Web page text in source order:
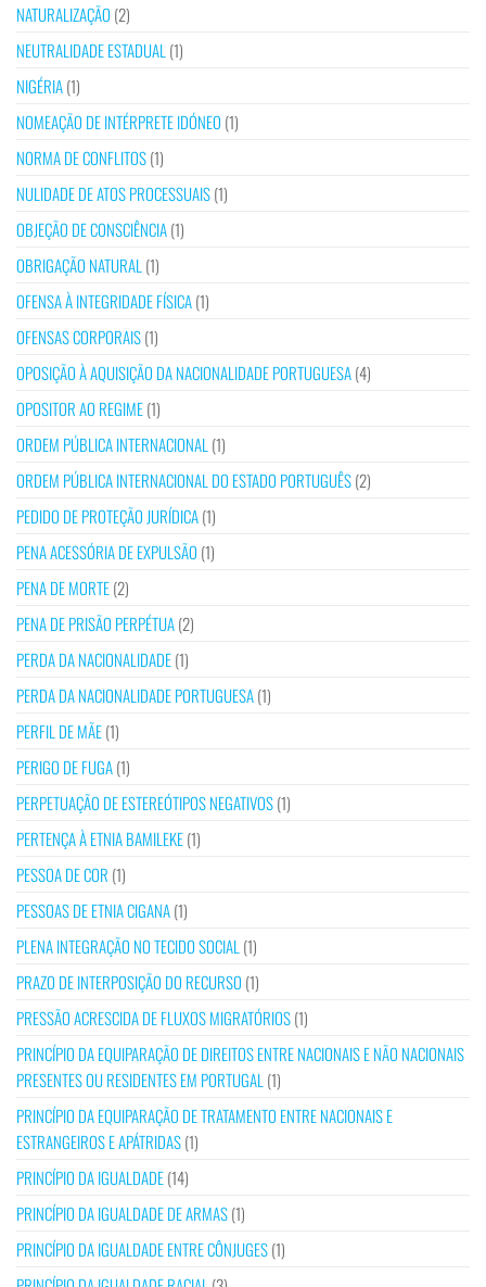
NATURALIZAÇÃO (2)
NEUTRALIDADE ESTADUAL (1)
NIGÉRIA(1)
NOMEAÇÃO DE INTÉRPRETE IDÓNEO (1)
NORMA DE CONFLITOS(1)
NULIDADE DE ATOS PROCESSUAIS(1)
OBJEÇÃO DE CONSCIÊNCIA(1)
OBRIGAÇÃO NATURAL (1)
OFENSA À INTEGRIDADE FÍSICA(1)
OFENSAS CORPORAIS(1)
OPOSIÇÃO À AQUISIÇÃO DA NACIONALIDADE PORTUGUESA(4)
OPOSITOR AO REGIME(1)
ORDEM PÚBLICA INTERNACIONAL (1)
ORDEM PÚBLICA INTERNACIONAL DO ESTADO PORTUGUÊS(2)
PEDIDO DE PROTEÇÃO JURÍDICA(1)
PENA ACESSÓRIA DE EXPULSÃO (1)
PENA DE MORTE(2)
PENA DE PRISÃO PERPÉTUA(2)
PERDA DA NACIONALIDADE(1)
PERDA DA NACIONALIDADE PORTUGUESA(1)
PERFIL DE MÃE(1)
PERIGO DE FUGA(1)
PERPETUAÇÃO DE ESTEREÓTIPOS NEGATIVOS(1)
PERTENÇA À ETNIA BAMILEKE(1)
PESSOA DE COR (1)
PESSOAS DE ETNIA CIGANA(1)
PLENA INTEGRAÇÃO NO TECIDO SOCIAL (1)
PRAZO DE INTERPOSIÇÃO DO RECURSO (1)
PRESSÃO ACRESCIDA DE FLUXOS MIGRATÓRIOS(1)
PRINCÍPIO DA EQUIPARAÇÃO DE DIREITOS ENTRE NACIONAIS E NÃO NACIONAIS
PRESENTES OU RESIDENTES EM PORTUGAL (1)
PRINCÍPIO DA EQUIPARAÇÃO DE TRATAMENTO ENTRE NACIONAIS E
ESTRANGEIROS E APÁTRIDAS(1)
PRINCÍPIO DA IGUALDADE(14)
PRINCÍPIO DA IGUALDADE DE ARMAS(1)
PRINCÍPIO DA IGUALDADE ENTRE CÔNJUGES(1)